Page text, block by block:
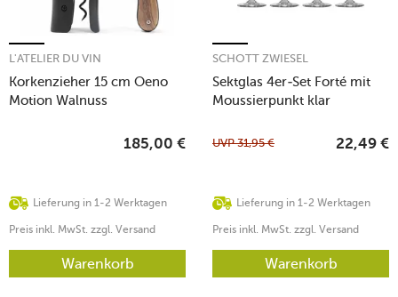
Korkenzieher 15 cm Oeno
Motion Walnuss
L'ATELIER DU VIN
Lieferung in 1-2 Werktagen
185,00 €
Preis inkl. MwSt. zzgl. Versand
Warenkorb
Sektglas 4er-Set Forté mit
Moussierpunkt klar
SCHOTT ZWIESEL
Lieferung in 1-2 Werktagen
UVP31,95 € 22,49 €
Preis inkl. MwSt. zzgl. Versand
Warenkorb